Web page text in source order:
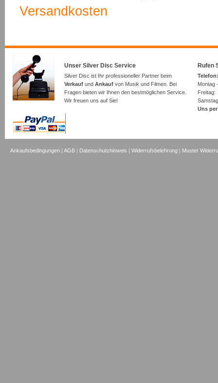
Versandkosten
Unser Silver Disc Service
Silver Disc ist Ihr professioneller Partner beim
Verkauf und Ankauf von Musik und Filmen. Bei
Fragen bieten wir Ihnen den bestmöglichen Service.
Wir freuen uns auf Sie!
Rufen
Montag
Uns
Ankaufsbedingungen |AGB | Datenschutzhinweis |Widerrufsbelehrung | Muster